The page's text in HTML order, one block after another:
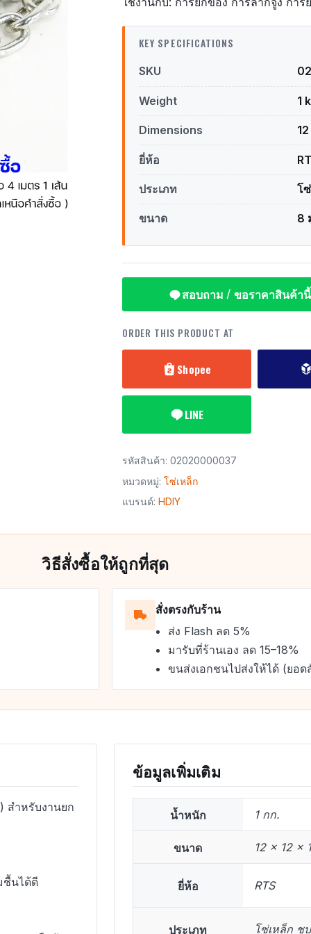
KEY SPECIFICATIONS
SKU
Weight 1
Dimensions
ยี่ห้อ
ประเภท โ
ขนาด 8
สอบถาม / ขอราคาสินค้านี้
ORDER THIS PRODUCT AT
Shopee
LINE
รหัสสินค้า: 02020000037
หมวดหมู่: โซ่เหล็ก
แบรนด์: HDIY
วิธีสั่งซื้อให้ถูกที่สุด
สั่งตรงกับร้าน
ส่ง Flash ลด 5%
มารับที่ร้านเอง ลด 15–18%
ขนส่งเอกชนไปส่งให้ได้ (ยอ
สำหรับงานยก
ชื้นได้ดี
ข้อมูลเพิ่มเติม
น้ำหนัก 1 กก.
ขนาด 12 × 12 ×
ยี่ห้อ RTS
ประเภท โซ่เหล็ก ชุ